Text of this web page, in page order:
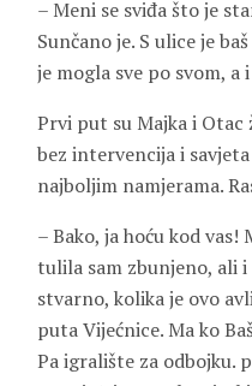
– Meni se sviđa što je
Sunčano je. S ulice je
je mogla sve po svom, a
Prvi put su Majka i Otac
bez intervencija i
najboljim namjerama.
– Bako, ja hoću kod
tulila sam zbunjeno, ali
stvarno, kolika je ovo
puta Vijećnice. Ma ko
Pa igralište za odbojku.